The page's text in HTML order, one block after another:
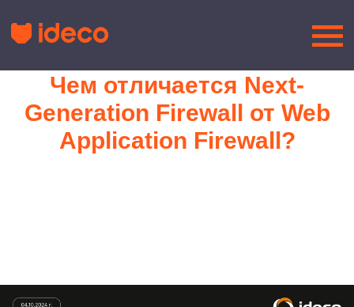
Чем отличается Next-
Generation Firewall от Web
Application Firewall?